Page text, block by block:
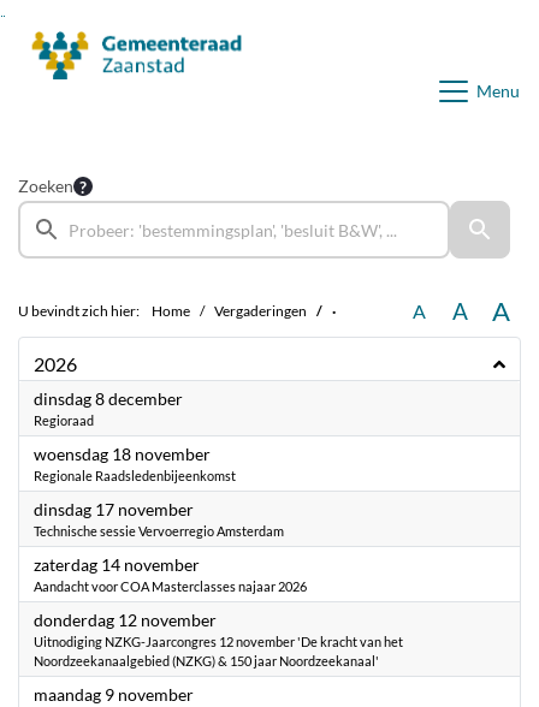
Menu
Zoeken
U bevindt zich hier: Home Vergaderingen · A A A
2026
dinsdag 8 december2026
Regioraad
woensdag 18 november2026
Regionale Raadsledenbijeenkomst
dinsdag 17 november2026
Technische sessie Vervoerregio Amsterdam
zaterdag 14 november2026
Aandacht voor COA Masterclasses najaar 2026
donderdag 12 november2026
Uitnodiging NZKG-Jaarcongres 12 november 'De kracht van het
Noordzeekanaalgebied (NZKG) & 150 jaar Noordzeekanaal'
maandag 9 november2026